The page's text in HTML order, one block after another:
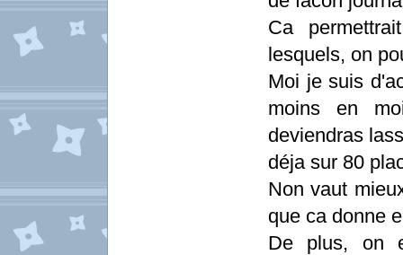
Ca
lesquels, on
Moi je suis
moins en
deviendras
déja sur 80
Non vaut
que ca donne
De plus, on